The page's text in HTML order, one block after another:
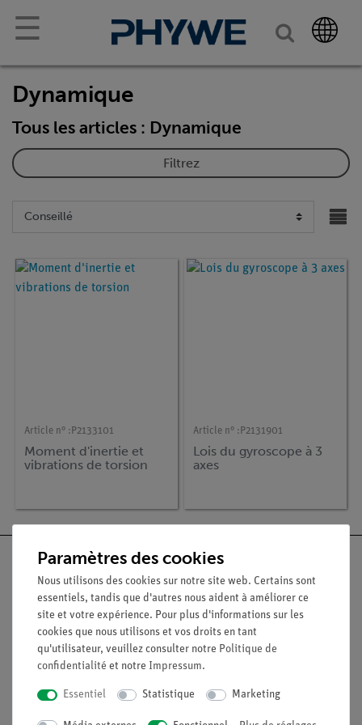
☰
Dynamique
Tous les articles : Dynamique
Filtrez
Article n° : P2133101
Moment d'inertie et
vibrations de torsion
Article n° : P2131901
Lois du gyroscope à 3
axes
Nach oben
Légal
Paramètres des cookies
Nous utilisons des cookies sur notre site web. Certains sont
essentiels, tandis que d'autres nous aident à améliorer ce
site et votre expérience. Pour plus d'informations sur les
cookies que nous utilisons et vos droits en tant
qu'utilisateur, veuillez consulter notre Politique de
confidentialité et notre Impressum.
Essentiel Statistique Marketing